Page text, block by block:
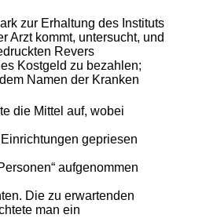
zur Erhaltung des Instituts
Arzt kommt, untersucht, und
Revers
Kostgeld zu bezahlen;
Namen der Kranken
die Mittel auf, wobei
gepriesen
aufgenommen
Die zu erwartenden
man ein